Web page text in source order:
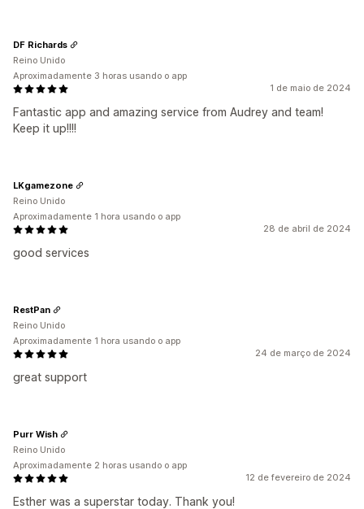
1 de maio de 2024
Fantastic app and amazing service from Audrey and team!
Keep it up!!!!
DF Richards
Reino Unido
Aproximadamente 3 horas usando o app
28 de abril de 2024
good services
LKgamezone
Reino Unido
Aproximadamente 1 hora usando o app
24 de março de 2024
great support
RestPan
Reino Unido
Aproximadamente 1 hora usando o app
12 de fevereiro de 2024
Esther was a superstar today. Thank you!
Purr Wish
Reino Unido
Aproximadamente 2 horas usando o app